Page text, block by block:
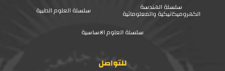
سلسلة الهندسة
الكهروميكانيكية والمعلوماتية
سلسلة العلوم الطبية
سلسلة العلوم الاساسية
للتواصل